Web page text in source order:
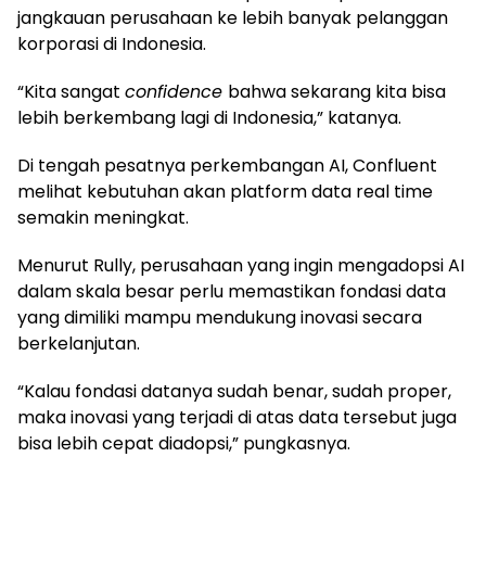
jangkauan perusahaan ke lebih banyak pelanggan
korporasi di Indonesia.
“Kita sangat confidence bahwa sekarang kita bisa
lebih berkembang lagi di Indonesia,” katanya.
Di tengah pesatnya perkembangan AI, Confluent
melihat kebutuhan akan platform data real time
semakin meningkat.
Menurut Rully, perusahaan yang ingin mengadopsi AI
dalam skala besar perlu memastikan fondasi data
yang dimiliki mampu mendukung inovasi secara
berkelanjutan.
“Kalau fondasi datanya sudah benar, sudah proper,
maka inovasi yang terjadi di atas data tersebut juga
bisa lebih cepat diadopsi,” pungkasnya.